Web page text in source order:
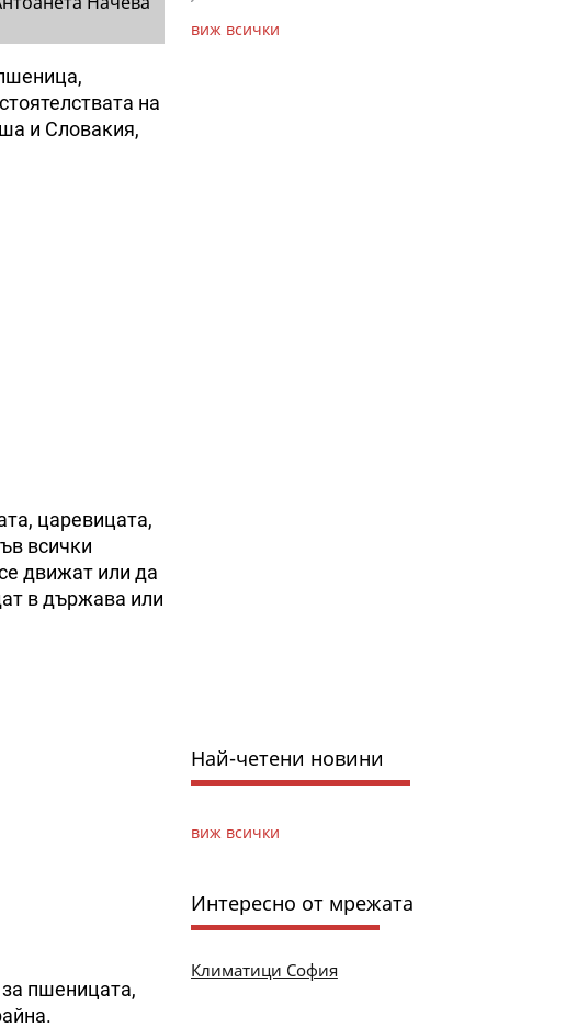
на
и Словакия,
царевицата,
всички
движат или да
в държава или
пшеницата,
виж всички
Най-четени новини
виж всички
Интересно от мрежата
Климатици София